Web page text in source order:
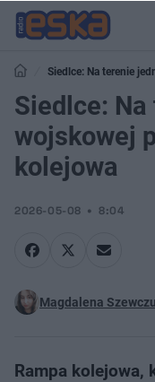
Siedlce:
wojskowej
kolejowa
2026-05-08 8:04
Magdalena
Rampa kolejowa,